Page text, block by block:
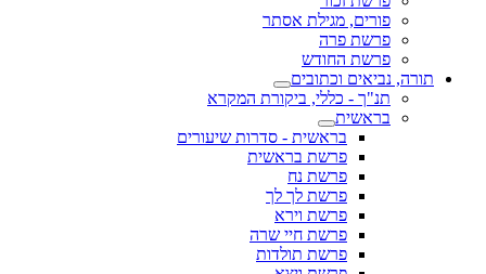
פורים, מגילת אסתר
פרשת פרה
פרשת החודש
תורה, נביאים וכתובים
תנ"ך - כללי, ביקורת המקרא
בראשית
בראשית - סדרות שיעורים
פרשת בראשית
פרשת נח
פרשת לך לך
פרשת וירא
פרשת חיי שרה
פרשת תולדות